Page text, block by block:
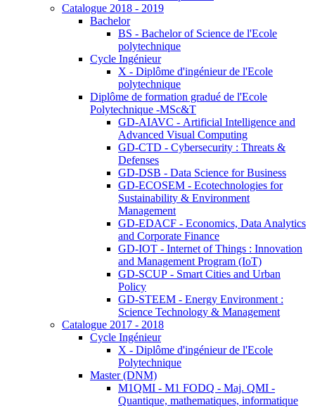
Catalogue 2018 - 2019
Bachelor
BS - Bachelor of Science de l'Ecole
polytechnique
Cycle Ingénieur
X - Diplôme d'ingénieur de l'Ecole
polytechnique
Diplôme de formation gradué de l'Ecole
Polytechnique -MSc&T
GD-AIAVC - Artificial Intelligence and
Advanced Visual Computing
GD-CTD - Cybersecurity : Threats &
Defenses
GD-DSB - Data Science for Business
GD-ECOSEM - Ecotechnologies for
Sustainability & Environment
Management
GD-EDACF - Economics, Data Analytics
and Corporate Finance
GD-IOT - Internet of Things : Innovation
and Management Program (IoT)
GD-SCUP - Smart Cities and Urban
Policy
GD-STEEM - Energy Environment :
Science Technology & Management
Catalogue 2017 - 2018
Cycle Ingénieur
X - Diplôme d'ingénieur de l'Ecole
Polytechnique
Master (DNM)
M1QMI - M1 FODQ - Maj. QMI -
Quantique, mathematiques, informatique